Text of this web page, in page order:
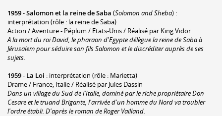
1959-Salomon et la reine de Saba (Solomon and Sheba) :
interprétation (rôle : la reine de Saba)
Action / Aventure - Péplum / Etats-Unis / Réalisé par King Vidor
A la mort du roi David, le pharaon d'Egypte délègue la reine de Saba à
Jérusalem pour séduire son fils Salomon et le discréditer auprès de ses
sujets.
1959- La Loi : interprétation (rôle : Marietta)
Drame / France, Italie / Réalisé par Jules Dassin
Dans un village du Sud de l'Italie, dominé par le riche propriétaire Don
Cesare et le truand Brigante, l'arrivée d'un homme du Nord va troubler
l'ordre établi. D'après le roman de Roger Vailland.